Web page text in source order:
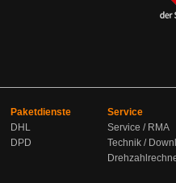
Paketdienste
DHL
DPD
Service
Service / RMA
Technik /